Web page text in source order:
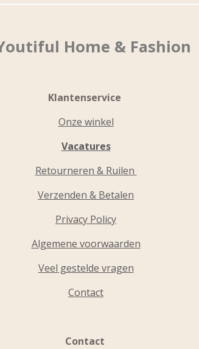
Home & Fashion
Klantenservice
Onze winkel
Vacatures
Retourneren & Ruilen
Verzenden & Betalen
Privacy Policy
Algemene voorwaarden
Veel gestelde vragen
Contact
Contact